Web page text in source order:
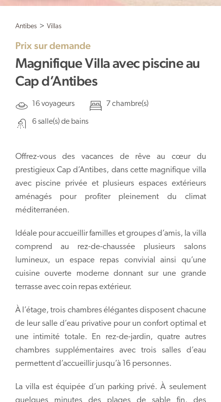
Antibes > Villas
Prix sur demande
Magnifique Villa avec piscine au
Cap d’Antibes
16 voyageurs 7 chambre(s)
6 salle(s) de bains
Offrez-vous des vacances de rêve au cœur du
prestigieux Cap d’Antibes, dans cette magnifique villa
avec piscine privée et plusieurs espaces extérieurs
aménagés pour profiter pleinement du climat
méditerranéen.
Idéale pour accueillir familles et groupes d’amis, la villa
comprend au rez-de-chaussée plusieurs salons
lumineux, un espace repas convivial ainsi qu’une
cuisine ouverte moderne donnant sur une grande
terrasse avec coin repas extérieur.
À l’étage, trois chambres élégantes disposent chacune
de leur salle d’eau privative pour un confort optimal et
une intimité totale. En rez-de-jardin, quatre autres
chambres supplémentaires avec trois salles d’eau
permettent d’accueillir jusqu’à 16 personnes.
La villa est équipée d’un parking privé. À seulement